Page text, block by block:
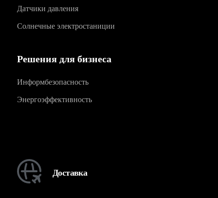
Датчики давления
Солнечные электростаниции
Решения для бизнеса
Информбезопасность
Энергоэффективность
Доставка